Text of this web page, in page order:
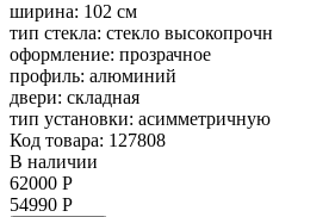
ширина: 102 см
тип стекла: стекло высокопрочн
оформление: прозрачное
профиль: алюминий
двери: складная
тип установки: асимметричную
Код товара: 127808
В наличии
62000 Р
54990 Р